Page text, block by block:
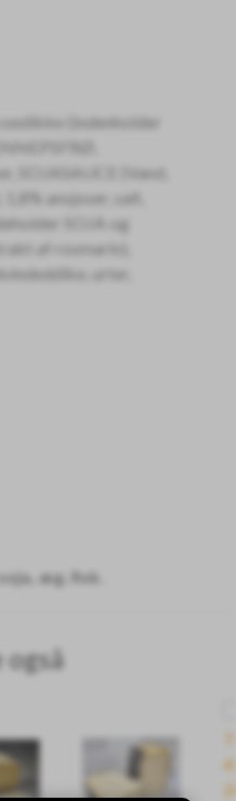
(indenholder
SOJASAUCE (Vand,
ansjoser, salt,
SOJA og
af rosmarin),
urter,
æg, fisk.